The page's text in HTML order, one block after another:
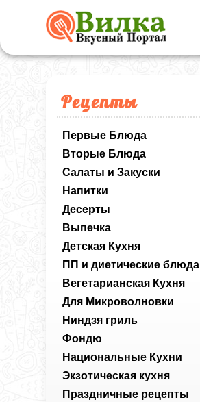
Рецепты
Первые Блюда
Вторые Блюда
Салаты и Закуски
Напитки
Десерты
Выпечка
Детская Кухня
ПП и диетические блюда
Вегетарианская Кухня
Для Микроволновки
Ниндзя гриль
Фондю
Национальные Кухни
Экзотическая кухня
Праздничные рецепты